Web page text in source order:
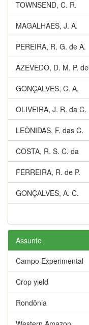
TOWNSEND, C. R.
MAGALHAES, J. A.
PEREIRA, R. G. de A.
AZEVEDO, D. M. P. de
GONÇALVES, C. A.
OLIVEIRA, J. R. da C.
LEÔNIDAS, F. das C.
COSTA, R. S. C. da
FERREIRA, R. de P.
GONÇALVES, A. C.
Assunto
Campo Experimental
Crop yield
Rondônia